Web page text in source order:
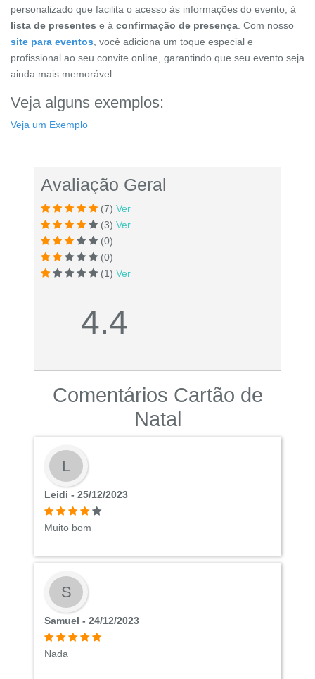
personalizado que facilita o acesso às informações do evento, à
lista de presentes e à confirmação de presença. Com nosso
site para eventos, você adiciona um toque especial e
profissional ao seu convite online, garantindo que seu evento seja
ainda mais memorável.
Veja alguns exemplos:
Veja um Exemplo
Avaliação Geral
(7) Ver
(3) Ver
(0)
(0)
(1) Ver
4.4
Comentários Cartão de
Natal
L
Leidi - 25/12/2023
Muito bom
S
Samuel - 24/12/2023
Nada